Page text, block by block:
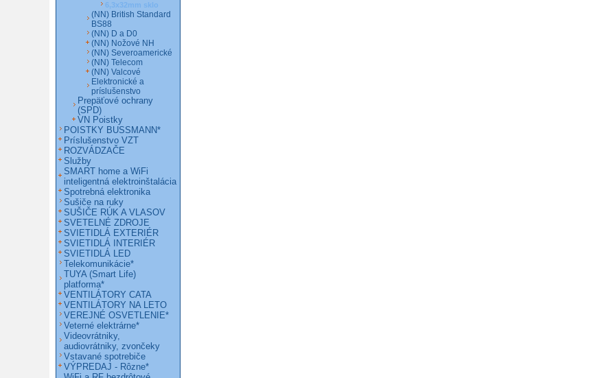
6,3x32mm sklo
(NN) British Standard
BS88
(NN) D a D0
(NN) Nožové NH
(NN) Severoamerické
(NN) Telecom
(NN) Valcové
Elektronické a
príslušenstvo
Prepäťové ochrany
(SPD)
VN Poistky
POISTKY BUSSMANN*
Príslušenstvo VZT
ROZVÁDZAČE
Služby
SMART home a WiFi
inteligentná elektroinštalácia
Spotrebná elektronika
Sušiče na ruky
SUŠIČE RÚK A VLASOV
SVETELNÉ ZDROJE
SVIETIDLÁ EXTERIÉR
SVIETIDLÁ INTERIÉR
SVIETIDLÁ LED
Telekomunikácie*
TUYA (Smart Life)
platforma*
VENTILÁTORY CATA
VENTILÁTORY NA LETO
VEREJNÉ OSVETLENIE*
Veterné elektrárne*
Videovrátniky,
audiovrátniky, zvončeky
Vstavané spotrebiče
VÝPREDAJ - Rôzne*